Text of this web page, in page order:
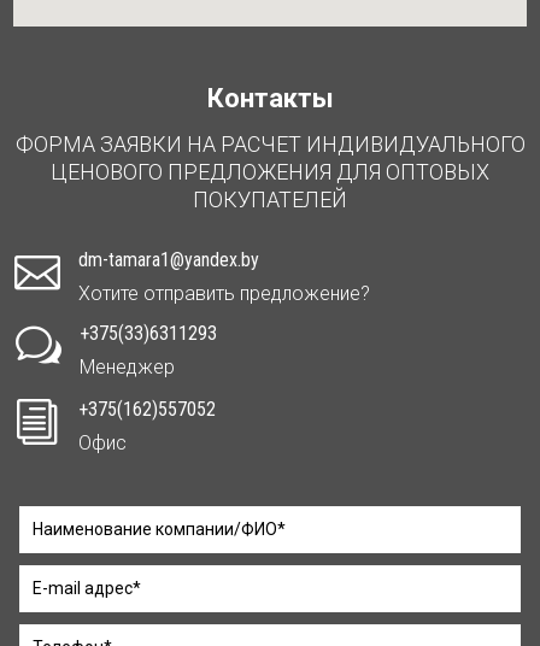
Контакты
ФОРМА ЗАЯВКИ НА РАСЧЕТ ИНДИВИДУАЛЬНОГО
ЦЕНОВОГО ПРЕДЛОЖЕНИЯ ДЛЯ ОПТОВЫХ
ПОКУПАТЕЛЕЙ

dm-tamara1@yandex.by
Хотите отправить предложение?
w
+375(33)6311293
Менеджер
i
+375(162)557052
Офис